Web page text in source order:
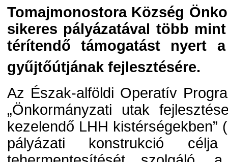
Tomajmonostora Község
sikeres pályázatával több
térítendő támogatást nyert
gyűjtőútjának fejlesztésére.
Az Észak-alföldi Operatív
„Önkormányzati utak
kezelendő LHH kistérségekben”
pályázati konstrukció